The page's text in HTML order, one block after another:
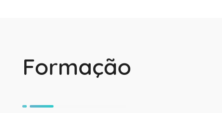
Formação